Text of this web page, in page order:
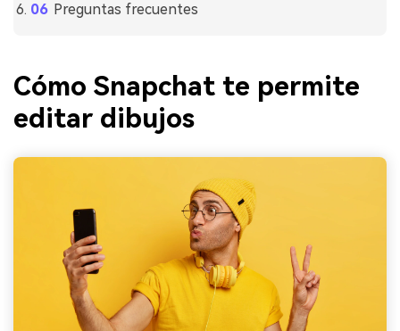
Preguntas frecuentes
Cómo Snapchat te permite
editar dibujos